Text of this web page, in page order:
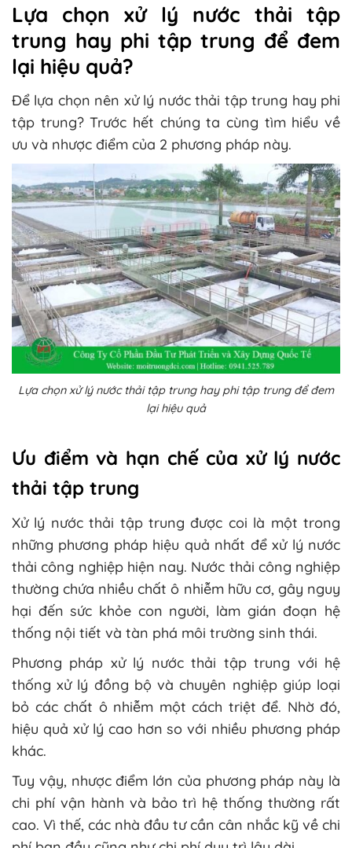
Lựa chọn xử lý nước thải tập
trung hay phi tập trung để đem
lại hiệu quả?
Để lựa chọn nên xử lý nước thải tập trung hay phi
tập trung? Trước hết chúng ta cùng tìm hiểu về
ưu và nhược điểm của 2 phương pháp này.
Lựa chọn xử lý nước thải tập trung hay phi tập trung để đem
lại hiệu quả
Ưu điểm và hạn chế của xử lý nước
thải tập trung
Xử lý nước thải tập trung được coi là một trong
những phương pháp hiệu quả nhất để xử lý nước
thải công nghiệp hiện nay. Nước thải công nghiệp
thường chứa nhiều chất ô nhiễm hữu cơ, gây nguy
hại đến sức khỏe con người, làm gián đoạn hệ
thống nội tiết và tàn phá môi trường sinh thái.
Phương pháp xử lý nước thải tập trung với hệ
thống xử lý đồng bộ và chuyên nghiệp giúp loại
bỏ các chất ô nhiễm một cách triệt để. Nhờ đó,
hiệu quả xử lý cao hơn so với nhiều phương pháp
khác.
Tuy vậy, nhược điểm lớn của phương pháp này là
chi phí vận hành và bảo trì hệ thống thường rất
cao. Vì thế, các nhà đầu tư cần cân nhắc kỹ về chi